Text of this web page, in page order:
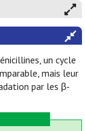
un cycle
mais leur
par les β-